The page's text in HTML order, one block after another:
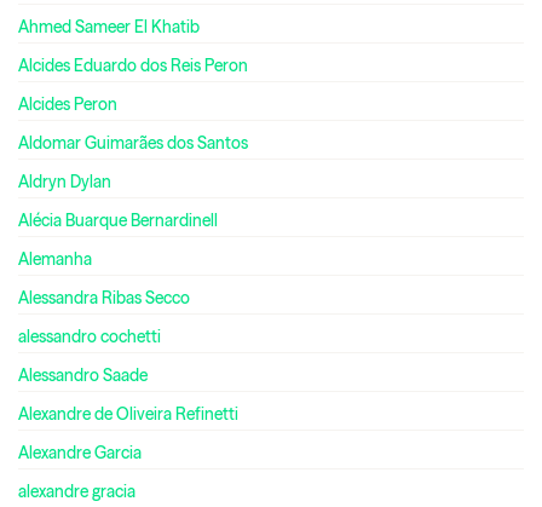
Ahmed Sameer El Khatib
Alcides Eduardo dos Reis Peron
Alcides Peron
Aldomar Guimarães dos Santos
Aldryn Dylan
Alécia Buarque Bernardinell
Alemanha
Alessandra Ribas Secco
alessandro cochetti
Alessandro Saade
Alexandre de Oliveira Refinetti
Alexandre Garcia
alexandre gracia